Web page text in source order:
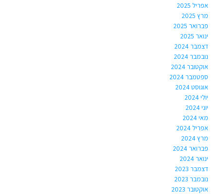
אפריל 2025
מרץ 2025
פברואר 2025
ינואר 2025
דצמבר 2024
נובמבר 2024
אוקטובר 2024
ספטמבר 2024
אוגוסט 2024
יולי 2024
יוני 2024
מאי 2024
אפריל 2024
מרץ 2024
פברואר 2024
ינואר 2024
דצמבר 2023
נובמבר 2023
אוקטובר 2023